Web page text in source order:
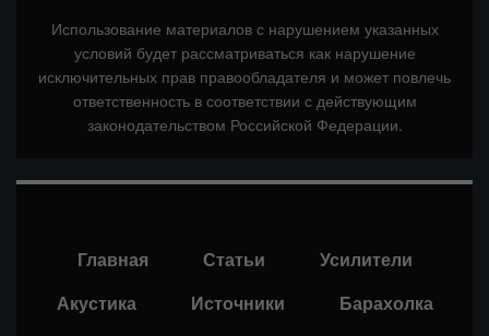
Использование материалов с нарушением указанных
условий будет рассматриваться как нарушение
исключительных прав правообладателя и может повлечь
ответственность в соответствии с действующим
законодательством Российской Федерации.
Главная Статьи
Усилители
Акустика
Источники
Барахолка